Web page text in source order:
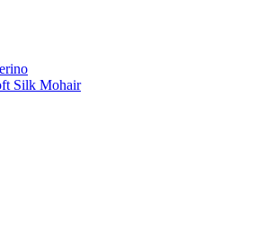
Silk Mohair